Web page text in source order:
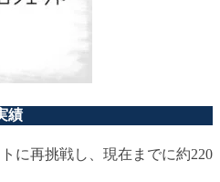
績
に再挑戦し、現在までに約220